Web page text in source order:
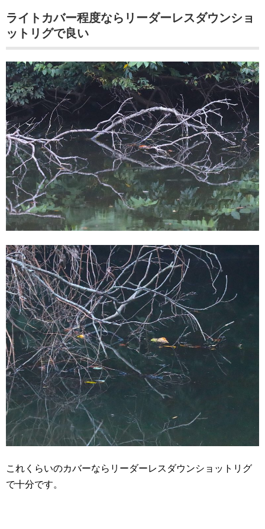
ライトカバー程度ならリーダーレスダウンショ
ットリグで良い
これくらいのカバーならリーダーレスダウンショットリグ
で十分です。